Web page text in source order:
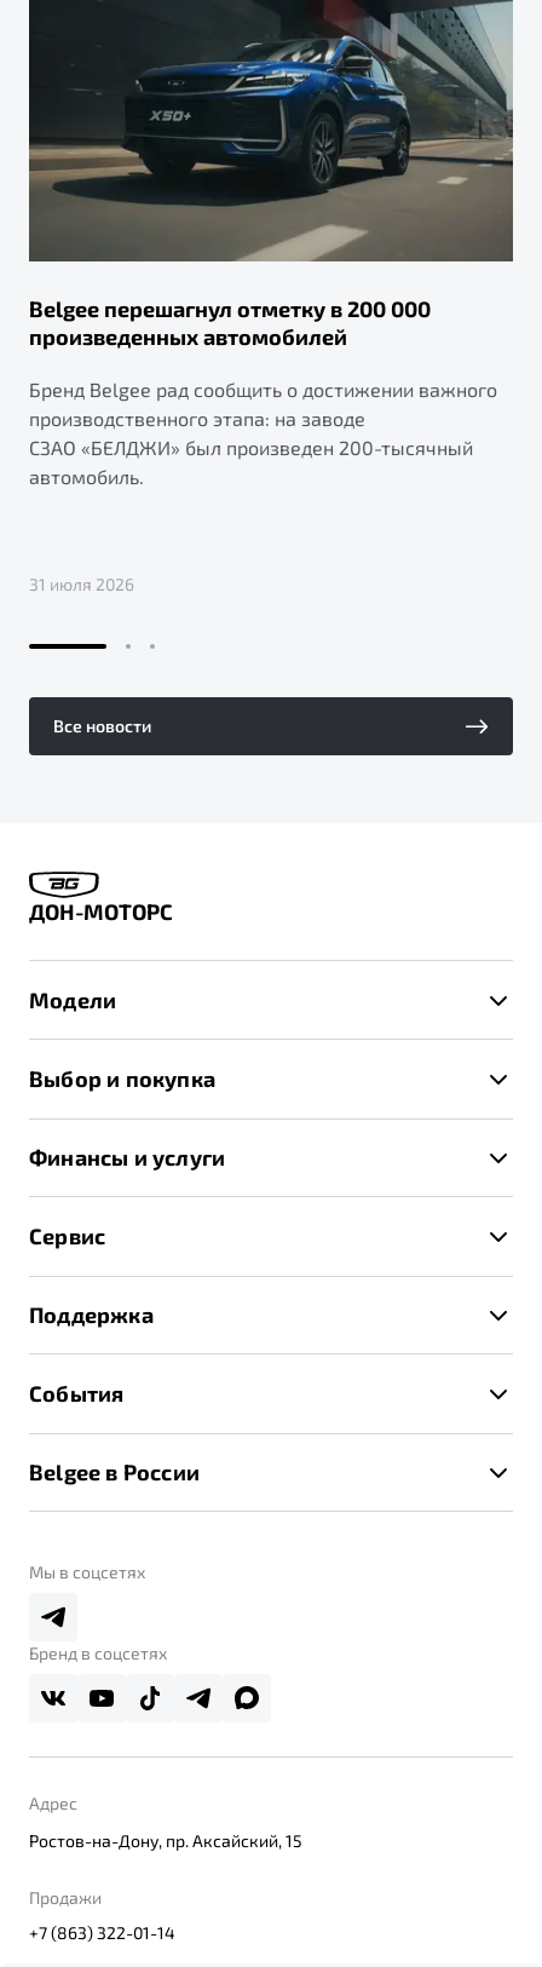
Belgee перешагнул отметку в 200 000
произведенных автомобилей
Бренд Belgee рад сообщить о достижении важного
производственного этапа: на заводе
СЗАО «БЕЛДЖИ» был произведен 200-тысячный
автомобиль.
31 июля 2026
Все новости
ДОН-МОТОРС
Модели
X70
Выбор и покупка
Спецпредложения и Акции
Записаться на тест-драйв
Получить предложение
Финансы и услуги
Трейд-ин
Страхование
Расчет КАСКО
Сервис
Руководство по эксплуатации
Техническое обслуживание
Калькулятор ТО
Поддержка
Помощь на дорогах
Belgee Линк
Belgee Плюс
Реферальная программа
События
Контакты
Belgee в России
О дилерском центре
Правовая информация
Мы в соцсетях
Бренд в соцсетях
Адрес
Ростов-на-Дону, пр. Аксайский, 15
Продажи
+7 (863) 322-01-14